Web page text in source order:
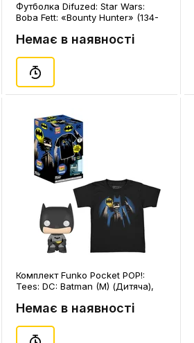
Футболка Difuzed: Star Wars:
Boba Fett: «Bounty Hunter» (134-
Немає в наявності
Комплект Funko Pocket POP!:
Tees: DC: Batman (M) (Дитяча),
Немає в наявності